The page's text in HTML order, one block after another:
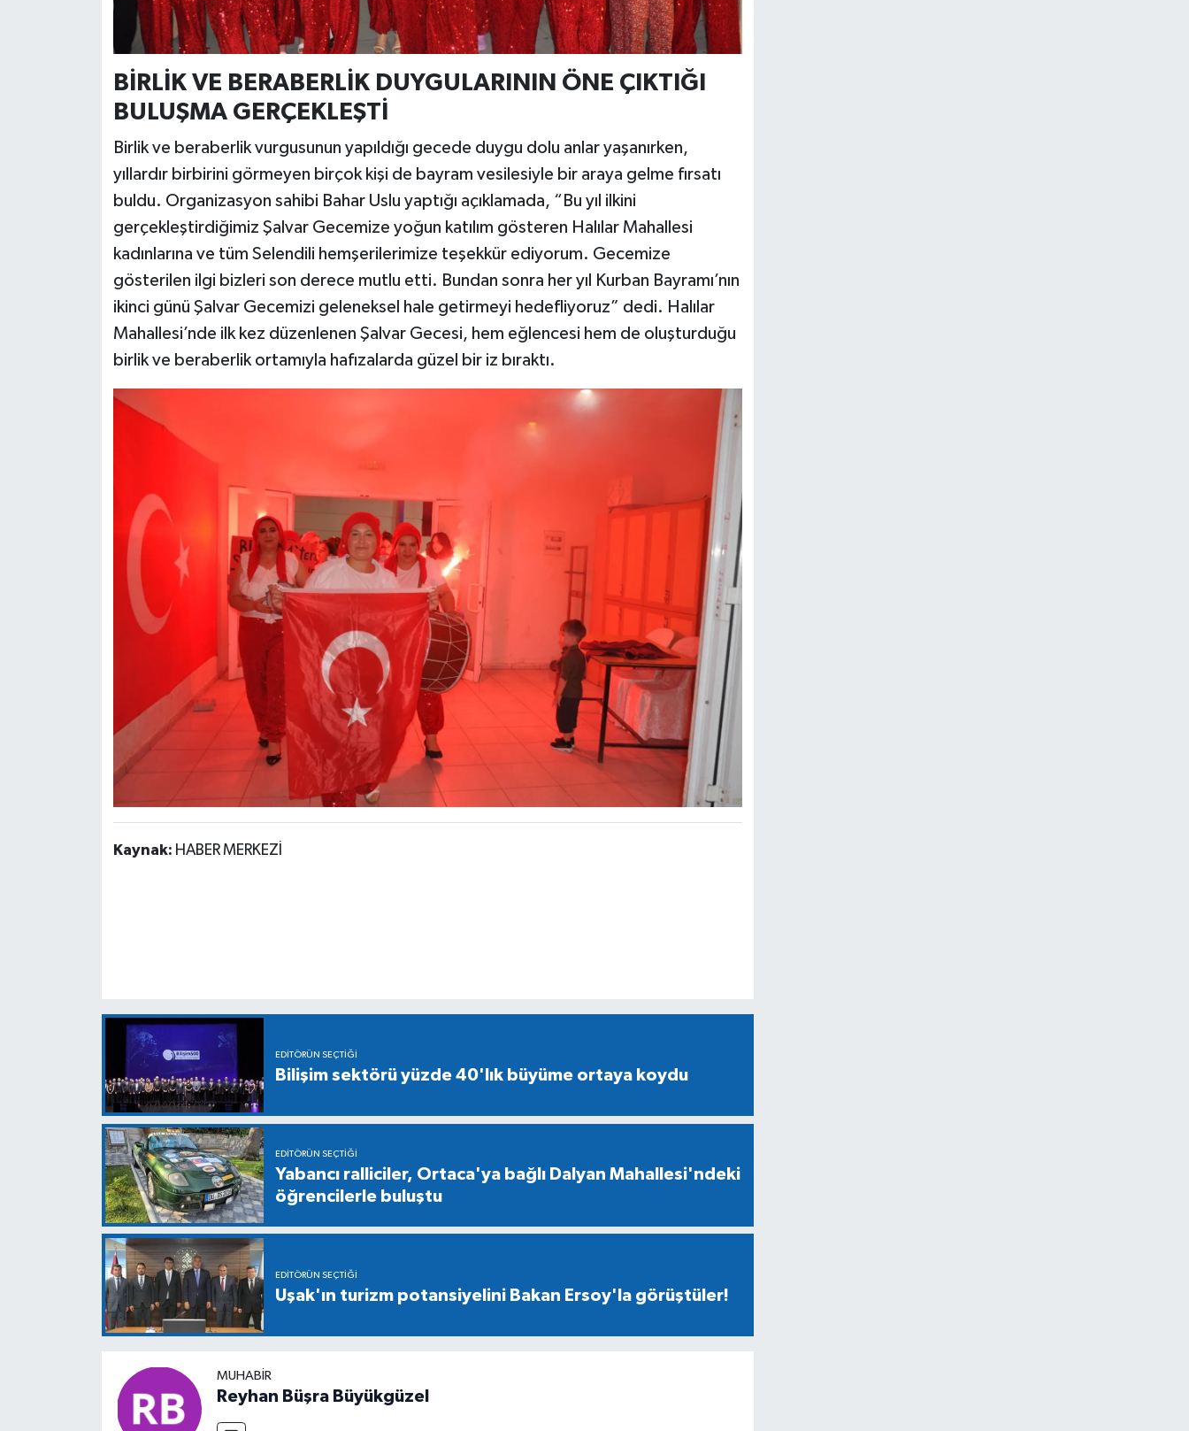
BİRLİK VE BERABERLİK DUYGULARININ ÖNE ÇIKTIĞI
BULUŞMA GERÇEKLEŞTİ
Birlik ve beraberlik vurgusunun yapıldığı gecede duygu dolu anlar yaşanırken,
yıllardır birbirini görmeyen birçok kişi de bayram vesilesiyle bir araya gelme fırsatı
buldu. Organizasyon sahibi Bahar Uslu yaptığı açıklamada, “Bu yıl ilkini
gerçekleştirdiğimiz Şalvar Gecemize yoğun katılım gösteren Halılar Mahallesi
kadınlarına ve tüm Selendili hemşerilerimize teşekkür ediyorum. Gecemize
gösterilen ilgi bizleri son derece mutlu etti. Bundan sonra her yıl Kurban Bayramı’nın
ikinci günü Şalvar Gecemizi geleneksel hale getirmeyi hedefliyoruz” dedi. Halılar
Mahallesi’nde ilk kez düzenlenen Şalvar Gecesi, hem eğlencesi hem de oluşturduğu
birlik ve beraberlik ortamıyla hafızalarda güzel bir iz bıraktı.
Kaynak: HABER MERKEZİ
EDITÖRÜN SEÇTIĞI
Bilişim sektörü yüzde 40'lık büyüme ortaya koydu
EDITÖRÜN SEÇTIĞI
Yabancı ralliciler, Ortaca'ya bağlı Dalyan Mahallesi'ndeki
öğrencilerle buluştu
EDITÖRÜN SEÇTIĞI
Uşak'ın turizm potansiyelini Bakan Ersoy'la görüştüler!
MUHABIR
Reyhan Büşra Büyükgüzel